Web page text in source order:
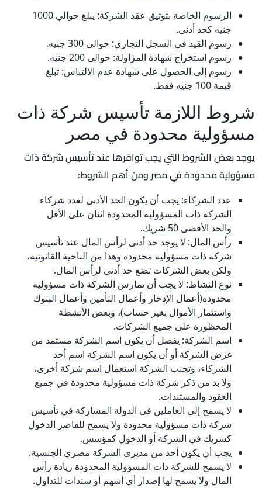
الرسوم الخاصة بتوثيق عقد الشركة: يبلغ حوالي 1000
جنيه كحد أدنى.
رسوم القيد في السجل التجاري: حوالى 300 جنيه.
رسوم استخراج شهادة المزاولة: حوالى 200 جنيه.
رسوم إلى الحصول على شهادة عدم الالتباس: تبلغ
قيمة 100 جنيه فقط.
شروط اللازمة تأسيس شركة ذات
مسؤولية محدودة في مصر
يوجد بعض الشروط التي يجب توافرها عند تأسيس شركة ذات
مسؤولية محدودة في مصر ومن أهم الشروط:
عدد الشركاء: يجب أن يكون الحد الأدنى لعدد شركاء
الشركة ذات المسؤولية المحدودة اثنان على الأقل
والحد الأقصى 50 شريك.
رأس المال: لا يوجد حد أدنى لرأس المال عند تأسيس
شركة ذات مسؤولية محدودة وهذا من الناحية القانونية،
ولكن بعض الشركات تضع حد أدنى لرأس المال.
نوع النشاط: لا يجب أن تمارس الشركة ذات مسؤولية
محدودة(أعمال الإدخار وأعمال التأمين وأعمال البنوك
واستثمار الأموال بغير حساب)، وبعض الأنشطة
المحظورة على جميع الشركات.
اسم الشركة: يفضل أن يكون اسم الشركة مستمد من
غرض الشركة أو أن يكون اسم الشركة اسم أحد
الشركاء، وتجنب الشركة استعمال اسم شركة أخرى،
ولا بد من ذكر شركة ذات مسؤولية محدودة في جميع
العقود والمستندات.
لا يسمح إلى العاملين في الدولة المشاركة في تأسيس
شركة ذات مسؤولية محدودة ولا يسمح للقاصر الدخول
كشريك في الشركة أو الدخول كمؤسس.
يجب أن يكون أحد من مديري الشركة مصري الجنسية.
لا يسمح للشركة ذات المسؤولية المحدودة زيادة رأس
المال ولا يسمح لها إصدار أي أسهم أو سندات للتداول.